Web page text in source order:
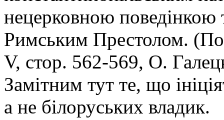
нецерковною поведінкою
Римським Престолом.
V, стор. 562-569, О.
Замітним тут те, що
а не білоруських владик.